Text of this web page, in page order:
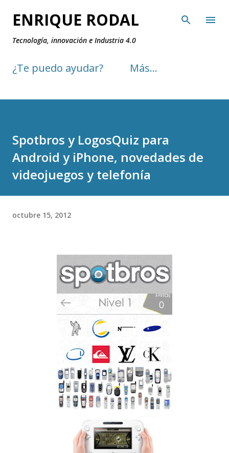
Ir al contenido principal
ENRIQUE RODAL
Tecnología, innovación e Industria 4.0
¿Te puedo ayudar? Más…
Spotbros y LogosQuiz para
Android y iPhone, novedades de
videojuegos y telefonía
octubre 15, 2012